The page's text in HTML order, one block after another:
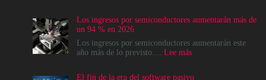
del
Data
Center
no
Los ingresos por semiconductores aumentarán más de
un 94 % en 2026
Los ingresos por semiconductores aumentarán este
año más de lo previsto.... Lee más:
El fin de la era del software pasivo